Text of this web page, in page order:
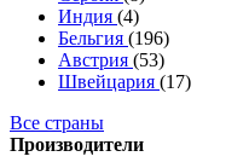
Индия (4)
Бельгия (196)
Австрия (53)
Швейцария (17)
Все страны
Производители